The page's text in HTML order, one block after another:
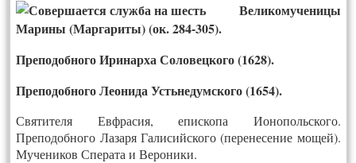
Великомученицы
Марины (Маргариты) (ок. 284-305).
Преподобного Иринарха Соловецкого (1628).
Преподобного Леонида Устьнедумского (1654).
Святителя Евфрасия, епископа Ионопольского.
Преподобного Лазаря Галисийского (перенесение мощей).
Мучеников Сперата и Вероники.